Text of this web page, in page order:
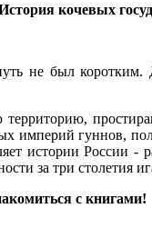
кочевых
не был
империй гуннов,
истории России -
за три столетия
с книгами!